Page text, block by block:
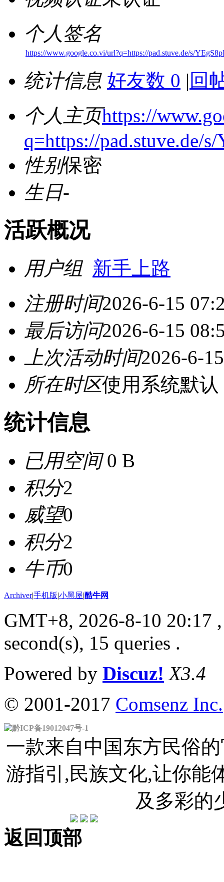
个人签名
https://www.google.co.vi/url?q=https://pad.stuve.de/s/
统计信息 好友数 0 | 回
个人主页https://
q=https://pad.stuve.de/s/
性别保密
生日-
活跃概况
用户组 新手上路
注册时间2026-6-15
最后访问2026-6-15
上次活动时间2026-6-
所在时区使用系统默认
统计信息
已用空间0 B
积分2
威望0
积分2
牛币0
Archiver|手机版|小黑屋|酷牛网
GMT+8, 2026-8-10 20:17
second(s), 15 queries .
Powered by Discuz! X3.4
© 2001-2017 Comsenz Inc.
黔ICP备19012047号-1
一款来自中国东方民俗
游指引,民族文化,让你能
及多彩的
返回顶部